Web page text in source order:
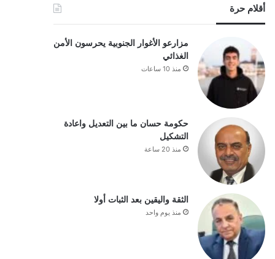
أقلام حرة
مزارعو الأغوار الجنوبية يحرسون الأمن
الغذائي
منذ 10 ساعات
حكومة حسان ما بين التعديل واعادة
التشكيل
منذ 20 ساعة
الثقة واليقين بعد الثبات أولا
منذ يوم واحد